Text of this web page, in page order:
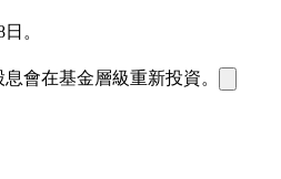
。
會在基金層級重新投資。